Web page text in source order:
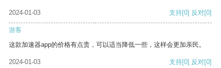
2024-01-03 支持[0] 反对[0]
游客
这款加速器app的价格有点贵，可以适当降低一些，这样会更加亲民。
2024-01-03 支持[0] 反对[0]